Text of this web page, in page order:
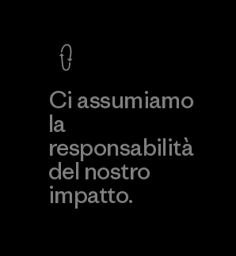
Scopri di
Dong
Ci assumiamo
la
responsabilità
del nostro
impatto.